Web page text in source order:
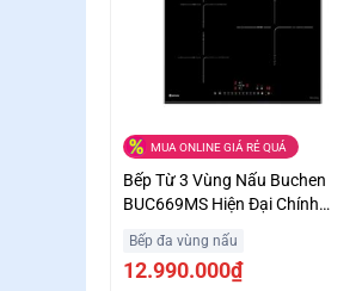
MUA ONLINE GIÁ RẺ QUÁ
Bếp Từ 3 Vùng Nấu Buchen
BUC669MS Hiện Đại Chính
Bếp đa vùng nấu
12.990.000₫